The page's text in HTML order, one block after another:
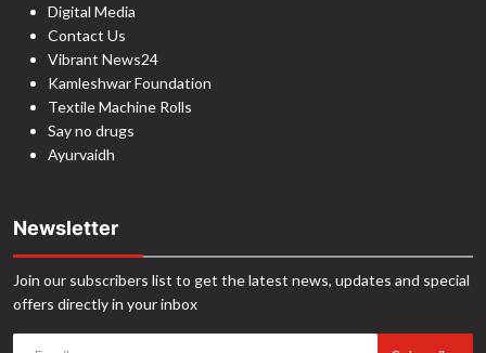
Digital Media
Contact Us
Vibrant News24
Kamleshwar Foundation
Textile Machine Rolls
Say no drugs
Ayurvaidh
Newsletter
Join our subscribers list to get the latest news, updates and special
offers directly in your inbox